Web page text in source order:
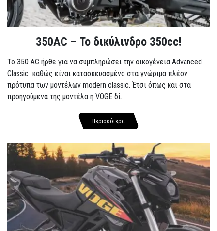
350AC – Το δικύλινδρο 350cc!
To 350 AC ήρθε για να συμπληρώσει την οικογένεια Advanced
Classic καθώς είναι κατασκευασμένο στα γνώριμα πλέον
πρότυπα των μοντέλων modern classic. Έτσι όπως και στα
προηγούμενα της μοντέλα η VOGE δί...
Περισσότερα